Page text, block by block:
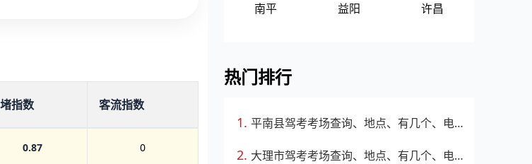
指数 客流指数
0.87 0
南平 益阳 许昌
热门排行
平南县驾考考场查询、地点、有几个、电话、上班时间
大理市驾考考场查询、地点、有几个、电话、上班时间